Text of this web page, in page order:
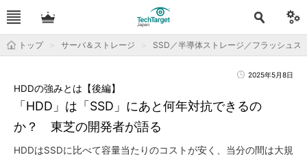
トップ サーバ＆ストレージ SSD／半導体ストレージ／フラッシュス
2025年5月8日
「HDD」は「SSD」にあと何年対抗できるの
か？ 東芝の開発者が語る
HDDの強みとは【後編】
HDDはSSDに比べて容量当たりのコストが安く、当分の間は大規